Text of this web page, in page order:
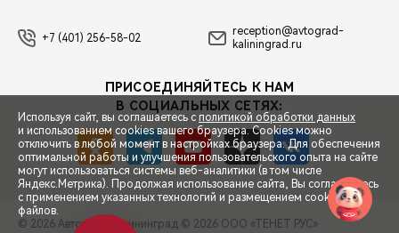
СПЕЦПРЕДЛОЖЕНИЯ
ЗАПИСЬ НА ТЕСТ-ДРАЙВ
+7 (401) 256-58-02
reception@avtograd-
kaliningrad.ru
ПРИСОЕДИНЯЙТЕСЬ К НАМ
В СОЦИАЛЬНЫХ СЕТЯХ:
© 2026 Автоград Калининград © 2026 ООО «ТЕНЕТ РУС»
Используя сайт, вы соглашаетесь с политикой обработки данных
и использованием cookies вашего браузера. Cookies можно
отключить в любой момент в настройках браузера. Для обеспечения
оптимальной работы и улучшения пользовательского опыта на сайте
могут использоваться системы веб-аналитики (в том числе
Яндекс.Метрика). Продолжая использование сайта, Вы соглашаетесь
с применением указанных технологий и размещением cookie-
файлов.